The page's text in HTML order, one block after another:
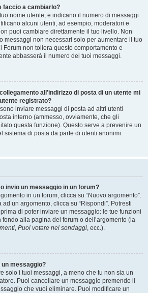
faccio a cambiarlo?
nome utente, e indicano il numero di messaggi
alcuni utenti, ad esempio, moderatori e
puoi cambiare direttamente il tuo livello. Non
messaggi non necessari solo per aumentare il tuo
Forum non tollera questo comportamento e
abbasserà il numero dei tuoi messaggi.
all’indirizzo di posta di un utente mi
registrato?
inviare messaggi di posta ad altri utenti
interno (ammesso, ovviamente, che gli
questa funzione). Questo serve a prevenire un
sistema di posta da parte di utenti anonimi.
invio un messaggio in un forum?
in un forum, clicca su “Nuovo argomento”.
un argomento, clicca su “Rispondi”. Potresti
di poter inviare un messaggio: le tue funzioni
alla pagina del forum o dell’argomento (la
, Puoi votare nei sondaggi, ecc.).
messaggio?
solo i tuoi messaggi, a meno che tu non sia un
Puoi cancellare un messaggio premendo il
che vuoi eliminare. Puoi modificare un